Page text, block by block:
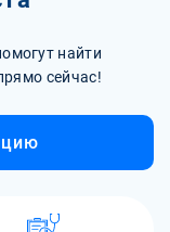
найти
сейчас!